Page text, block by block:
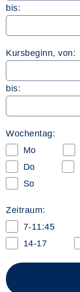
bis:
Kursbeginn, von:
bis:
Wochentag:
Mo
Do
So
Zeitraum:
7-11:45
14-17